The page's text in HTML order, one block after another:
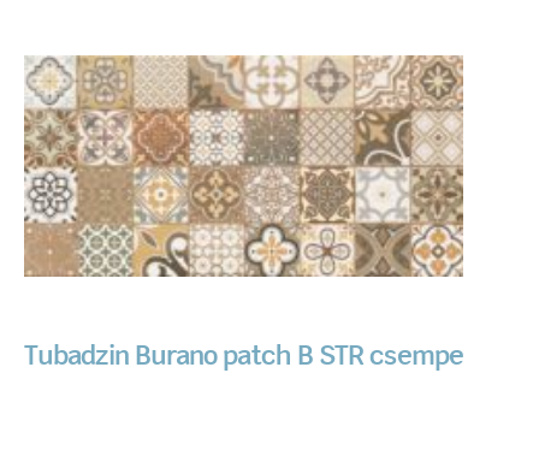
Tubadzin Burano patch B STR csempe